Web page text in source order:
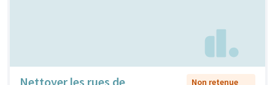
Nettoyer les rues de Non retenue